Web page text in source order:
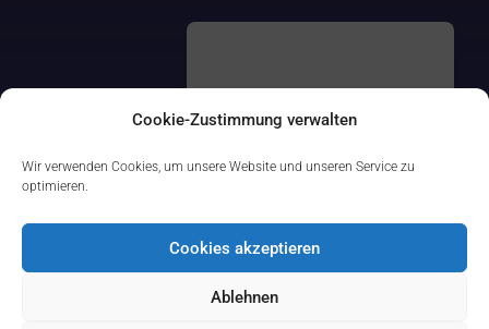
Cookie-Zustimmung verwalten
Wir verwenden Cookies, um unsere Website und unseren Service zu
optimieren.
Cookies akzeptieren
Ablehnen